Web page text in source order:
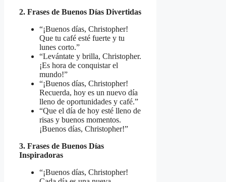
2. Frases de Buenos Días Divertidas
“¡Buenos días, Christopher!
Que tu café esté fuerte y tu
lunes corto.”
“Levántate y brilla, Christopher.
¡Es hora de conquistar el
mundo!”
“¡Buenos días, Christopher!
Recuerda, hoy es un nuevo día
lleno de oportunidades y café.”
“Que el día de hoy esté lleno de
risas y buenos momentos.
¡Buenos días, Christopher!”
3. Frases de Buenos Días
Inspiradoras
“¡Buenos días, Christopher!